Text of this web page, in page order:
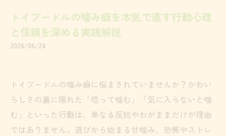
トイプードルの噛み癖を本気で直す行動心理
と信頼を深める実践解説
2026/06/24
トイプードルの噛み癖に悩まされていませんか？かわい
らしさの裏に隠れた「唸って噛む」「気に入らないと噛
む」といった行動は、単なる反抗やわがままだけが理由
ではありません。遊びから始まる甘噛み、恐怖やストレ